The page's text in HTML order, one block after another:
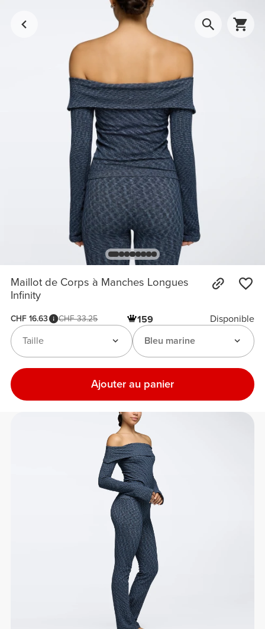
Maillot de Corps à Manches Longues
Infinity
CHF 16.63 CHF 33.25 159
Disponible
Bleu marine
Taille
Ajouter au panier